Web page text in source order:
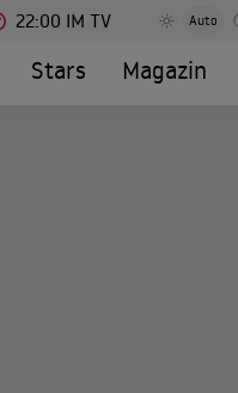
22:00 IM TV Auto
Stars Magazin